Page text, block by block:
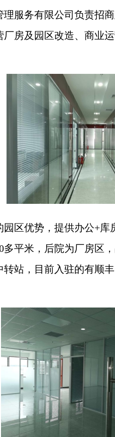
服务有限公司负责招
房及园区改造、商业
区优势，提供办公+
平米，后院为厂房区
站，目前入驻的有顺